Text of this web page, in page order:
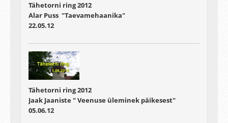
Tähetorni ring 2012
Alar Puss "Taevamehaanika"
22.05.12
Tähetorni ring 2012
Jaak Jaaniste " Veenuse üleminek päikesest"
05.06.12